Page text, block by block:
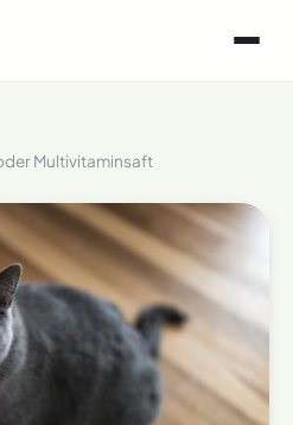
Multivitaminsaft